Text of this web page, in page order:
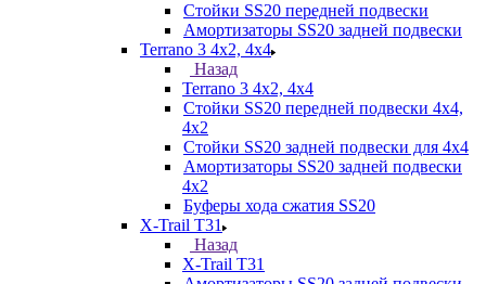
Стойки SS20 передней подвески
Амортизаторы SS20 задней подвески
Terrano 3 4х2, 4х4
Назад
Terrano 3 4х2, 4х4
Стойки SS20 передней подвески 4х4,
4x2
Стойки SS20 задней подвески для 4х4
Амортизаторы SS20 задней подвески
4х2
Буферы хода сжатия SS20
X-Trail T31
Назад
X-Trail T31